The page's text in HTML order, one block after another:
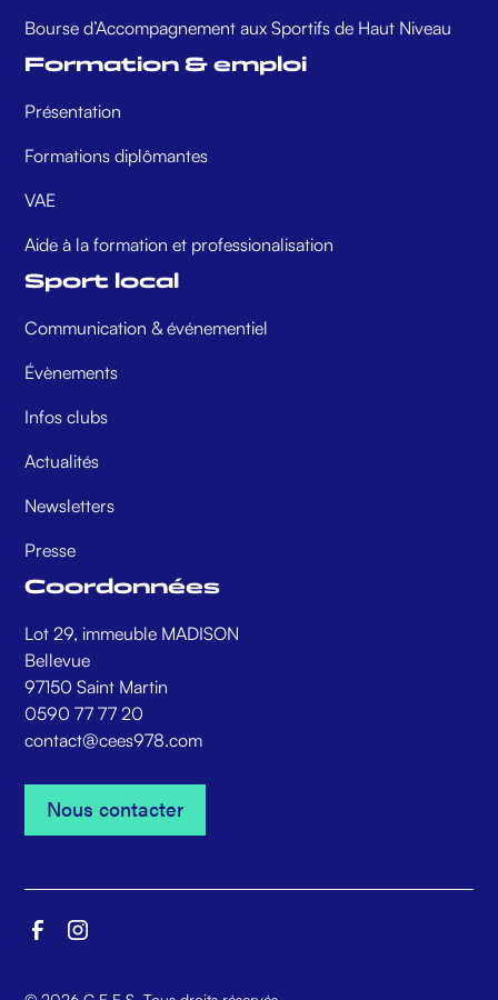
Bourse d’Accompagnement aux Sportifs de Haut Niveau
Formation & emploi
Présentation
Formations diplômantes
VAE
Aide à la formation et professionalisation
Sport local
Communication & événementiel
Évènements
Infos clubs
Actualités
Newsletters
Presse
Coordonnées
Lot 29, immeuble MADISON
Bellevue
97150 Saint Martin
0590 77 77 20
contact@cees978.com
Nous contacter
Nous contacter